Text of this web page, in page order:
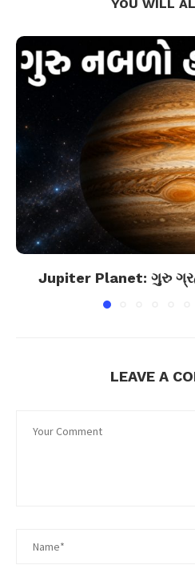
YOU WILL
Jupiter Planet: ગુરુ
LEAVE A